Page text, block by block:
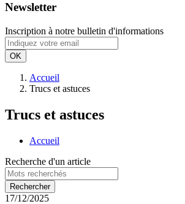
Newsletter
Inscription à notre bulletin d'informations
OK
Accueil
Trucs et astuces
Trucs et astuces
Accueil
Recherche d'un article
17/12/2025